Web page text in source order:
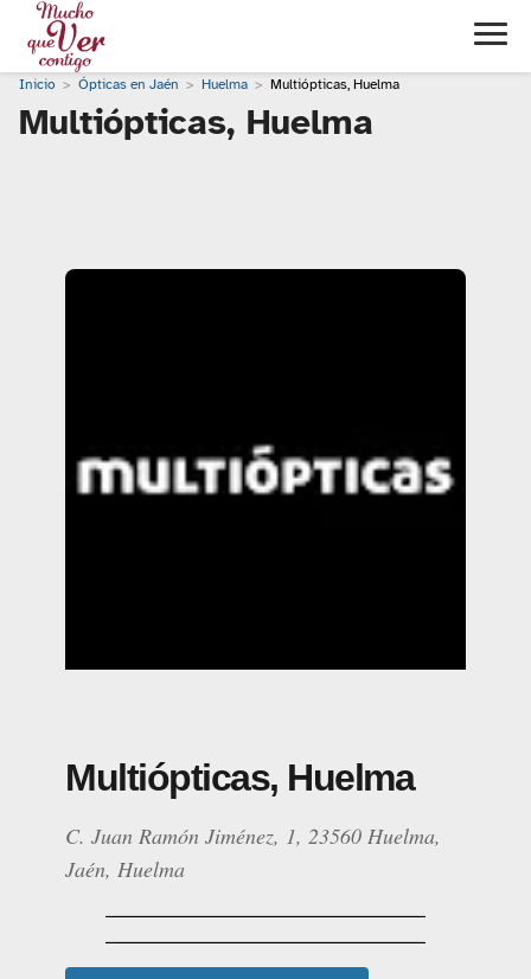
Inicio Ópticas en Jaén Huelma Multiópticas, Huelma
Multiópticas, Huelma
Multiópticas, Huelma
C. Juan Ramón Jiménez, 1, 23560 Huelma,
Jaén, Huelma